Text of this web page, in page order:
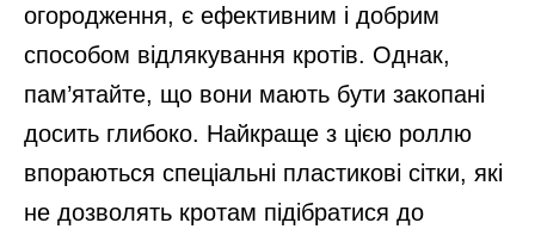
огородження, є ефективним і добрим
способом відлякування кротів. Однак,
пам’ятайте, що вони мають бути закопані
досить глибоко. Найкраще з цією роллю
впораються спеціальні пластикові сітки, які
не дозволять кротам підібратися до